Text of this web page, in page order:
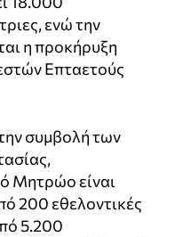
ενώ την
η προκήρυξη
Επταετούς
συμβολή των
Μητρώο είναι
200 εθελοντικές
5.200